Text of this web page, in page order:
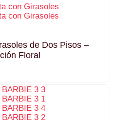
de Dos Pisos –
Floral